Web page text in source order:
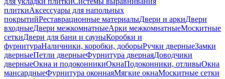
плиткиАксессуары для напольных
покрытийРеставрационные материалыДвери и аркиДвери
входныеДвери межкомнатныеАрки межкомнатныеМоскитные
сеткиДвери для бани и сауныКоробки и
фурнитураНаличники, коробки, доборыРучки дверныеЗамки
дверныеПетли дверныеФурнитура двернаяДоводчики
дверныеОкна и подоконникиОкнаПодоконники, отливыОкна
мансардныеФурнитура оконнаяМягкие окнаМоскитные сетки